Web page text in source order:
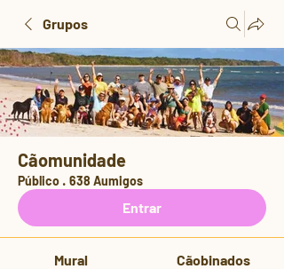
Grupos
Cãomunidade
Público · 638 Aumigos
Entrar
Mural Cãobinados